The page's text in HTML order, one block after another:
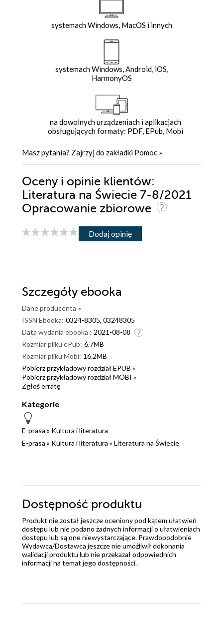
systemach Windows, MacOS i innych
systemach Windows, Android, iOS,
HarmonyOS
na dowolnych urządzeniach i aplikacjach
obsługujących formaty: PDF, EPub, Mobi
Masz pytania? Zajrzyj do zakładki Pomoc »
Oceny i opinie klientów:
Literatura na Świecie 7-8/2021
Opracowanie zbiorowe
Dodaj opinię
Szczegóły ebooka
Dane producenta »
ISSN Ebooka: 0324-8305, 03248305
Data wydania ebooka : 2021-08-08
Rozmiar pliku ePub: 6.7MB
Rozmiar pliku Mobi: 16.2MB
Pobierz przykładowy rozdział EPUB »
Pobierz przykładowy rozdział MOBI »
Zgłoś erratę
Kategorie
E-prasa » Kultura i literatura
E-prasa » Kultura i literatura » Literatura na Świecie
Dostępność produktu
Produkt nie został jeszcze oceniony pod kątem ułatwień
dostępu lub nie podano żadnych informacji o ułatwieniach
dostępu lub są one niewystarczające. Prawdopodobnie
Wydawca/Dostawca jeszcze nie umożliwił dokonania
walidacji produktu lub nie przekazał odpowiednich
informacji na temat jego dostępności.